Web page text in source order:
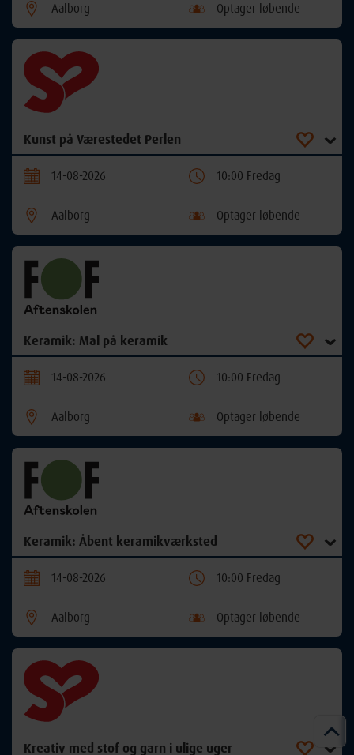
Aalborg Optager løbende
Kunst på Værestedet Perlen
14-08-2026 10:00 Fredag
Aalborg Optager løbende
Keramik: Mal på keramik
14-08-2026 10:00 Fredag
Aalborg Optager løbende
Keramik: Åbent keramikværksted
14-08-2026 10:00 Fredag
Aalborg Optager løbende
Kreativ med stof og garn i ulige uger